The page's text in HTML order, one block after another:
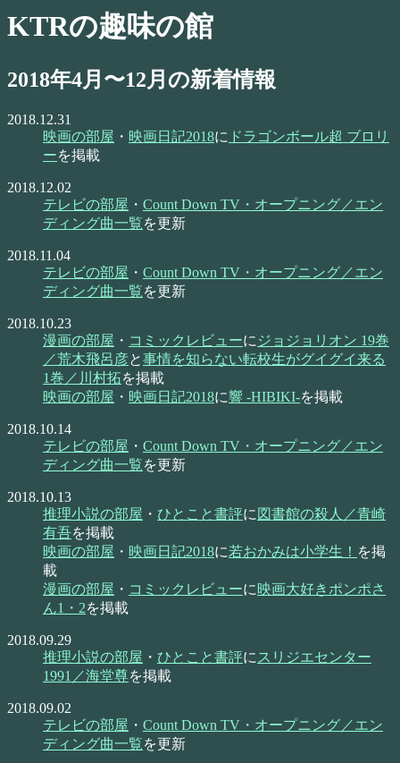
KTRの趣味の館
2018年4月〜12月の新着情報
2018.12.31
映画の部屋 ・ 映画日記2018に ドラゴンボール超 ブロリ
ーを掲載
2018.12.02
テレビの部屋 ・ Count Down TV・オープニング／エン
ディング曲一覧を更新
2018.11.04
テレビの部屋 ・ Count Down TV・オープニング／エン
ディング曲一覧を更新
2018.10.23
漫画の部屋 ・ コミックレビューに ジョジョリオン 19巻
／荒木飛呂彦と事情を知らない転校生がグイグイ来る
1巻／川村拓を掲載
映画の部屋 ・ 映画日記2018に響 -HIBIKI-を掲載
2018.10.14
テレビの部屋 ・ Count Down TV・オープニング／エン
ディング曲一覧を更新
2018.10.13
推理小説の部屋 ・ ひとこと書評に 図書館の殺人／青崎
有吾を掲載
映画の部屋 ・ 映画日記2018に若おかみは小学生！ を掲
載
漫画の部屋 ・ コミックレビューに映画大好きポンポさ
ん1・2を掲載
2018.09.29
推理小説の部屋 ・ ひとこと書評に スリジエセンター
1991／海堂尊を掲載
2018.09.02
テレビの部屋 ・ Count Down TV・オープニング／エン
ディング曲一覧を更新